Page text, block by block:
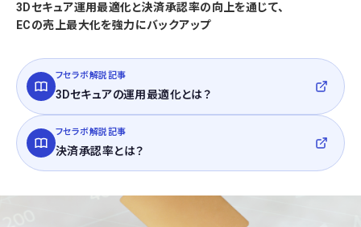
3Dセキュア運用最適化と決済承認率の向上を通じて、
ECの売上最大化を強力にバックアップ
フセラボ解説記事
3Dセキュアの運用最適化とは？
フセラボ解説記事
決済承認率とは？